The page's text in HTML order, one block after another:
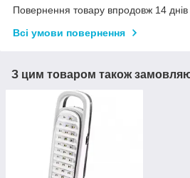
Повернення товару впродовж 14
Всі умови повернення
З цим товаром також